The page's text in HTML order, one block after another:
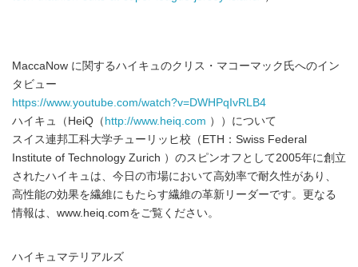
MaccaNow に関するハイキュのクリス・マコーマック氏へのイン
タビュー
https://www.youtube.com/watch?v=DWHPqIvRLB4
ハイキュ（HeiQ（ http://www.heiq.com ））について
スイス連邦工科大学チューリッヒ校（ETH：Swiss Federal
Institute of Technology Zurich ）のスピンオフとして2005年に創立
されたハイキュは、今日の市場において高効率で耐久性があり、
高性能の効果を繊維にもたらす繊維の革新リーダーです。更なる
情報は、www.heiq.comをご覧ください。
ハイキュマテリアルズ